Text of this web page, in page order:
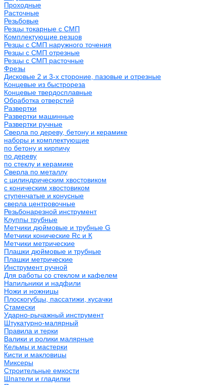
Проходные
Расточные
Резьбовые
Резцы токарные с СМП
Комплектующие резцов
Резцы с СМП наружного точения
Резцы с СМП отрезные
Резцы с СМП расточные
Фрезы
Дисковые 2 и 3-х стороние, пазовые и отрезные
Концевые из быстрореза
Концевые твердосплавные
Обработка отверстий
Развертки
Развертки машинные
Развертки ручные
Сверла по дереву, бетону и керамике
наборы и комплектующие
по бетону и кирпичу
по дереву
по стеклу и керамике
Сверла по металлу
c цилиндрическим хвостовиком
c коническим хвостовиком
cтупенчатые и конусные
сверла центровочные
Резьбонарезной инструмент
Клуппы трубные
Метчики дюймовые и трубные G
Метчики конические Rc и К
Метчики метрические
Плашки дюймовые и трубные
Плашки метрические
Инструмент ручной
Для работы со стеклом и кафелем
Напильники и надфили
Ножи и ножницы
Плоскогубцы, пассатижи, кусачки
Стамески
Ударно-рычажный инструмент
Штукатурно-малярный
Правила и терки
Валики и ролики малярные
Кельмы и мастерки
Кисти и макловицы
Миксеры
Строительные емкости
Шпатели и гладилки